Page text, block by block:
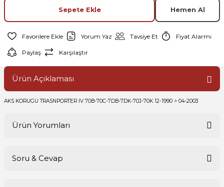
Sepete Ekle Hemen Al
Yorum Yaz Tavsiye Et Fiyat Alarmı
Paylaş Karşılaştır
Ürün Açıklaması
AKS KORUGU TRASNPORTER IV 70B-70C-7DB-7DK-70J-70K 12-1990 > 04-2003
Ürün Yorumları
Soru & Cevap